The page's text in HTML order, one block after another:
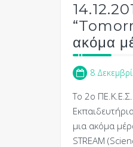
ακόμα
8
Το 2ο ΠΕ.Κ.Ε.Σ.
μια ακόμα
STREAM